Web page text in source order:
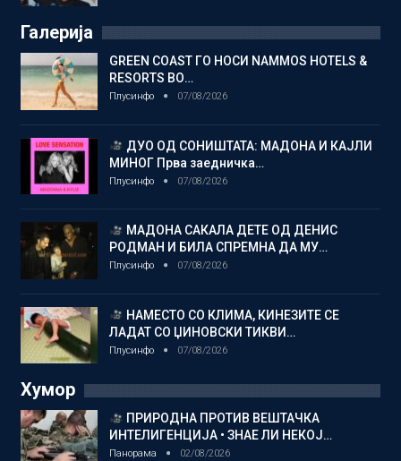
Галерија
GREEN COAST ГО НОСИ NAMMOS HOTELS &
RESORTS ВО…
Плусинфо 07/08/2026
ДУО ОД СОНИШТАТА: МАДОНА И КАЈЛИ
МИНОГ Прва заедничка…
Плусинфо 07/08/2026
МАДОНА САКАЛА ДЕТЕ ОД ДЕНИС
РОДМАН И БИЛА СПРЕМНА ДА МУ…
Плусинфо 07/08/2026
НАМЕСТО СО КЛИМА, КИНЕЗИТЕ СЕ
ЛАДАТ СО ЏИНОВСКИ ТИКВИ…
Плусинфо 07/08/2026
Хумор
ПРИРОДНА ПРОТИВ ВЕШТАЧКА
ИНТЕЛИГЕНЦИЈА • ЗНАЕ ЛИ НЕКОЈ…
Панорама 02/08/2026